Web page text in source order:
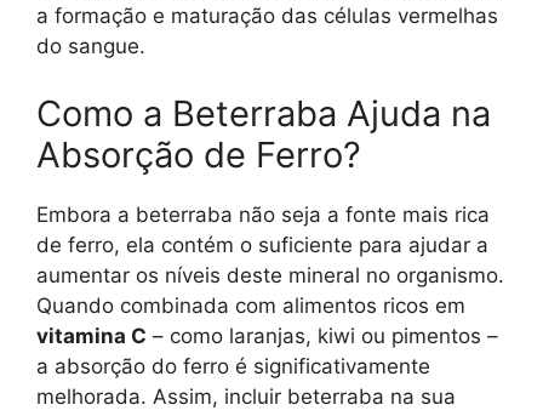
a formação e maturação das células vermelhas
do sangue.
Como a Beterraba Ajuda na
Absorção de Ferro?
Embora a beterraba não seja a fonte mais rica
de ferro, ela contém o suficiente para ajudar a
aumentar os níveis deste mineral no organismo.
Quando combinada com alimentos ricos em
vitamina C – como laranjas, kiwi ou pimentos –
a absorção do ferro é significativamente
melhorada. Assim, incluir beterraba na sua